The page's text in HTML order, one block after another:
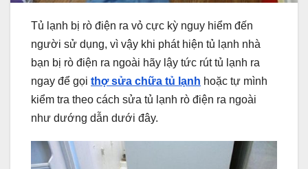
Tủ lạnh bị rò điện ra vỏ cực kỳ nguy hiểm đến
người sử dụng, vì vậy khi phát hiện tủ lạnh nhà
bạn bị rò điện ra ngoài hãy lậy tức rút tủ lạnh ra
ngay để gọi thợ sửa chữa tủ lạnh hoặc tự mình
kiểm tra theo cách sửa tủ lạnh rò điện ra ngoài
như dướng dẫn dưới đây.